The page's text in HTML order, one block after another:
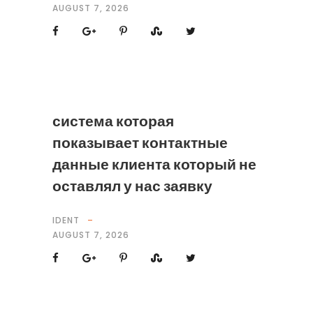
AUGUST 7, 2026
система которая
показывает контактные
данные клиента который не
оставлял у нас заявку
IDENT
AUGUST 7, 2026